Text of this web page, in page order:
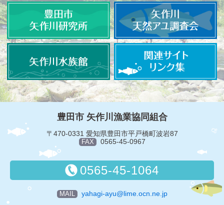
豊田市 矢作川漁業協同組合
〒470-0331 愛知県豊田市平戸橋町波岩87
FAX 0565-45-0967
0565-45-1064
MAIL yahagi-ayu@lime.ocn.ne.jp